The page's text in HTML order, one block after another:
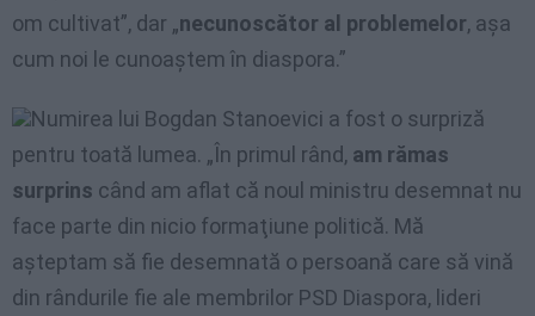
om cultivat”, dar „necunoscător al problemelor, aşa
cum noi le cunoaştem în diaspora.”
Numirea lui Bogdan Stanoevici a fost o surpriză
pentru toată lumea. „În primul rând, am rămas
surprins când am aflat că noul ministru desemnat nu
face parte din nicio formaţiune politică. Mă
aşteptam să fie desemnată o persoană care să vină
din rândurile fie ale membrilor PSD Diaspora, lideri